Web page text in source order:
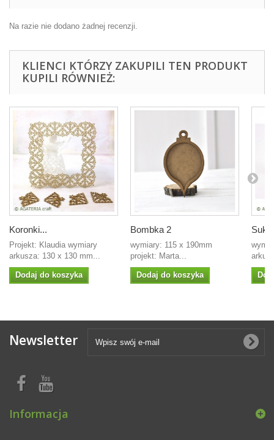
Na razie nie dodano żadnej recenzji.
KLIENCI KTÓRZY ZAKUPILI TEN PRODUKT
KUPILI RÓWNIEŻ:
Koronki...
Projekt: Klaudia wymiary
arkusza: 130 x 130 mm...
Dodaj do koszyka
Bombka 2
wymiary: 115 x 190mm
projekt: Marta...
Dodaj do koszyka
Newsletter
Informacja